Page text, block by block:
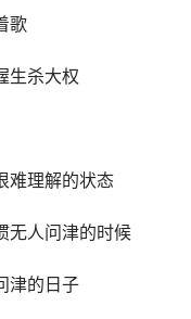
歌
生杀大权
难理解的状态
无人问津的时候
津的日子